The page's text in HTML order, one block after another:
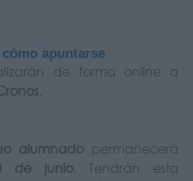
apuntarse
de forma online a
.
alumnado permanecerá
de junio. Tendrán esta